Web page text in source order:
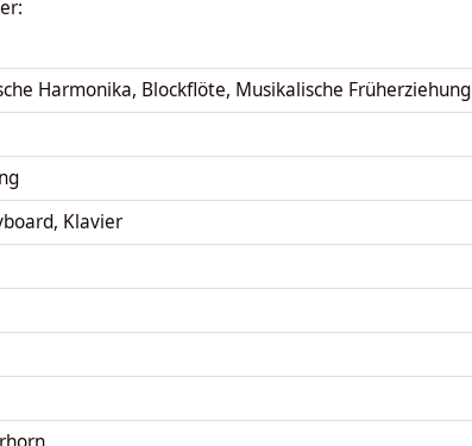
Harmonika, Blockflöte, Musikalische Früherziehung
Klavier